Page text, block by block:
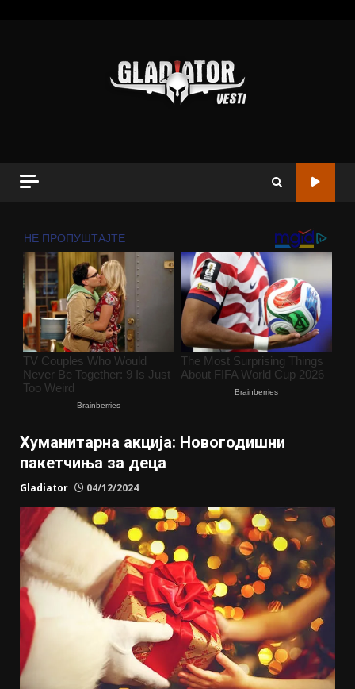
Хуманитарна акција: Новогодишни
пакетчиња за деца
Gladiator 04/12/2024